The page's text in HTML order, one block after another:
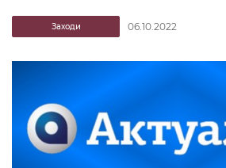
Заходи 06.10.2022